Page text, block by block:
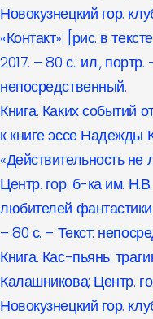
Новокузнецкий гор.
«Контакт»: [рис. в
2017. – 80 с.: ил.,
непосредственный.
Книга. Каких событий
к книге эссе Надежды
«Действительность
Центр. гор. б-ка им.
любителей фантастики
– 80 с. – Текст:
Книга. Кас-пьянь:
Калашникова; Центр.
Новокузнецкий гор.